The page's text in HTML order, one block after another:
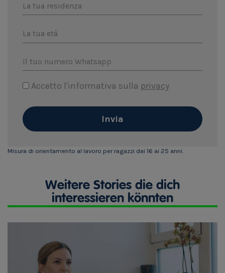
La tua residenza
La tua età
Il tuo numero Whatsapp
Accetto l'informativa sulla privacy
Invia
Misura di orientamento al lavoro per ragazzi dai 16 ai 25 anni.
Weitere Stories die dich
interessieren könnten